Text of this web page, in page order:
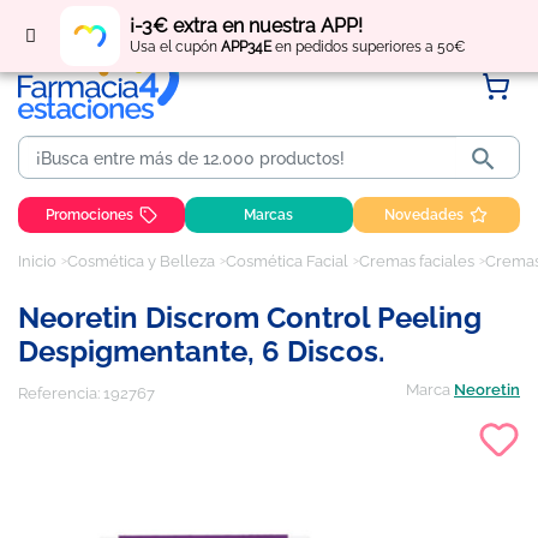
¡-3€ extra en nuestra APP!
Usa el cupón APP34Een pedidos superiores a 50€
Regístratey obtén puntos por tus compras

Promociones Marcas Novedades
Inicio Cosmética y Belleza Cosmética Facial Cremas faciales
Neoretin Discrom Control Peeling
Despigmentante, 6 Discos.
Referencia: 192767 Marca Neoretin